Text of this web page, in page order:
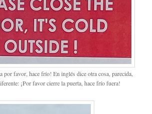
por favor, hace frío! En inglés dice otra cosa, parecida,
¡Por favor cierre la puerta, hace frío fuera!